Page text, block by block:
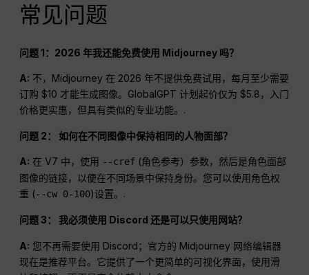
常见问题
问题 1：2026 年我还能免费使用 Midjourney 吗？
A: 不，Midjourney 在 2026 年不提供免费试用，每月至少需要
订购 $10 才能生成图像。GlobalGPT 计划起价仅为 $5.8，入门
价格更实惠，但具有类似的专业功能。.
问题 2： 如何在不同图像中保持相同的人物面部？
A: 在 V7 中，使用 --cref (角色参考）参数，然后是角色面部
图像的链接，以便在不同场景中保持身份。您可以使用角色权
重 (--cw 0-100)设置。.
问题 3： 我必须使用 Discord 还是可以只使用网站？
A: 您不再需要使用 Discord；官方的 Midjourney 网络编辑器
现在是推荐平台。它提供了一个更简单的可视化界面，使用滑